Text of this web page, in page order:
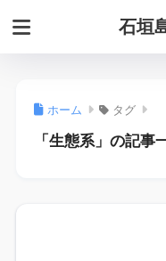
石垣
ホーム タグ
「生態系」の記事